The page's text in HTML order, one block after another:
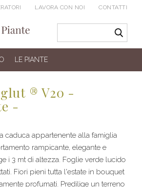
LAVORA CON NOI CONTATTI
LE PIANTE
® V20 -
-
caduca appartenente alla famiglia
rampicante, elegante e
i 3 mt di altezza. Foglie verde lucido
Fiori pieni tutta l'estate in bouquet
profumati. Predilige un terreno